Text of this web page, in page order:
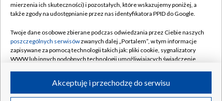
Naziemna Telewizja Cyfrowa
Rada Programowa
System NOS
Informacje o nadawcy
Program dla prasy
Pomoc
Kontakt
Kanały
©2026 Telewizja Polska S.A. w likwidacji
mierzenia ich skuteczności) i pozostałych, które wskazujemy poniżej, a
także zgody na udostępnianie przez nas identyfikatora PPID do Google.
Twoje dane osobowe zbierane podczas odwiedzania przez Ciebie naszych
poszczególnych serwisówzwanych dalej „Portalem”, w tym informacje
zapisywane za pomocą technologii takich jak: pliki cookie, sygnalizatory
WWW lub innych podobnych technologii umożliwiających świadczenie
ruchu w Internecie.Akceptuję i przechodzę do serwisu